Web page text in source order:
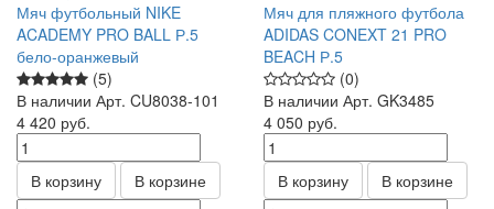
Мяч футбольный NIKE
ACADEMY PRO BALL Р.5
бело-оранжевый
(5)
В наличии Арт. CU8038-101
4 420 руб.
В корзину В корзине
Мяч для пляжного футбола
ADIDAS CONEXT 21 PRO
BEACH Р.5
(0)
В наличии Арт. GK3485
4 050 руб.
В корзину В корзине